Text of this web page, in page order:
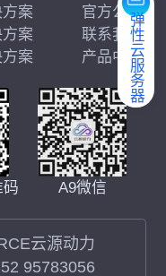
弹性云服务器
A9微信
云源动力
95783056
案
案
案
官方公告
联系我们
产品中心